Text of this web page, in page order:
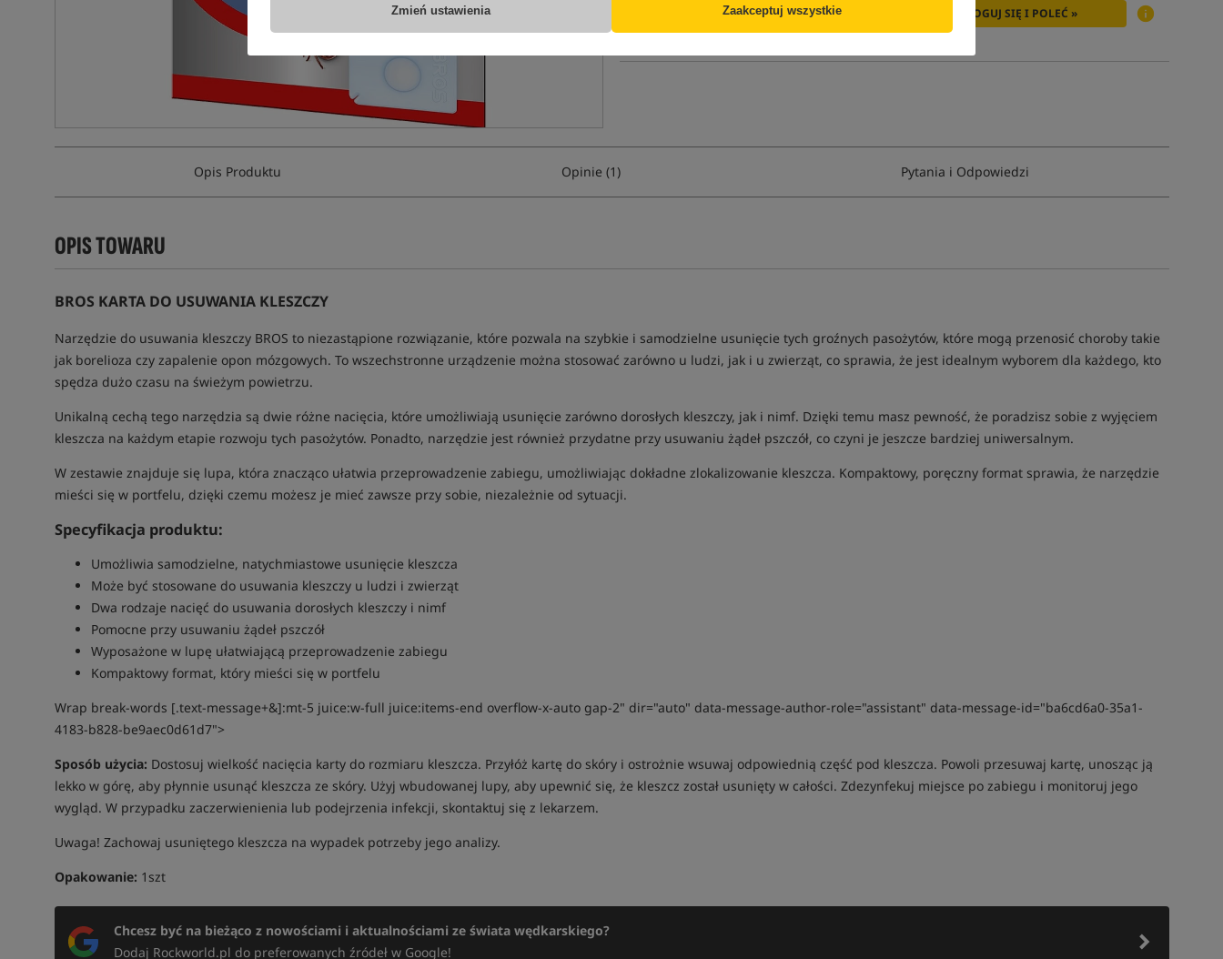
Zmień ustawienia Zaakceptuj wszystkie
Poleć ten produkt znajomym: ZALOGUJ SIĘ I POLEĆ »
Opis Produktu Opinie (1) Pytania i Odpowiedzi
OPIS TOWARU
BROS KARTA DO USUWANIA KLESZCZY
Narzędzie do usuwania kleszczy BROS to niezastąpione rozwiązanie, które pozwala na szybkie i samodzielne usunięcie tych groźnych pasożytów, które mogą przenosić choroby takie
jak borelioza czy zapalenie opon mózgowych. To wszechstronne urządzenie można stosować zarówno u ludzi, jak i u zwierząt, co sprawia, że jest idealnym wyborem dla każdego, kto
spędza dużo czasu na świeżym powietrzu.
Unikalną cechą tego narzędzia są dwie różne nacięcia, które umożliwiają usunięcie zarówno dorosłych kleszczy, jak i nimf. Dzięki temu masz pewność, że poradzisz sobie z wyjęciem
kleszcza na każdym etapie rozwoju tych pasożytów. Ponadto, narzędzie jest również przydatne przy usuwaniu żądeł pszczół, co czyni je jeszcze bardziej uniwersalnym.
W zestawie znajduje się lupa, która znacząco ułatwia przeprowadzenie zabiegu, umożliwiając dokładne zlokalizowanie kleszcza. Kompaktowy, poręczny format sprawia, że narzędzie
mieści się w portfelu, dzięki czemu możesz je mieć zawsze przy sobie, niezależnie od sytuacji.
Specyfikacja produktu:
Umożliwia samodzielne, natychmiastowe usunięcie kleszcza
Może być stosowane do usuwania kleszczy u ludzi i zwierząt
Dwa rodzaje nacięć do usuwania dorosłych kleszczy i nimf
Pomocne przy usuwaniu żądeł pszczół
Wyposażone w lupę ułatwiającą przeprowadzenie zabiegu
Kompaktowy format, który mieści się w portfelu
Wrap break-words [.text-message+&]:mt-5 juice:w-full juice:items-end overflow-x-auto gap-2" dir="auto" data-message-author-role="assistant" data-message-id="ba6cd6a0-35a1-
4183-b828-be9aec0d61d7">
Sposób użycia: Dostosuj wielkość nacięcia karty do rozmiaru kleszcza. Przyłóż kartę do skóry i ostrożnie wsuwaj odpowiednią część pod kleszcza. Powoli przesuwaj kartę, unosząc ją
lekko w górę, aby płynnie usunąć kleszcza ze skóry. Użyj wbudowanej lupy, aby upewnić się, że kleszcz został usunięty w całości. Zdezynfekuj miejsce po zabiegu i monitoruj jego
wygląd. W przypadku zaczerwienienia lub podejrzenia infekcji, skontaktuj się z lekarzem.
Uwaga! Zachowaj usuniętego kleszcza na wypadek potrzeby jego analizy.
Opakowanie: 1szt
Chcesz być na bieżąco z nowościami i aktualnościami ze świata wędkarskiego?
Dodaj Rockworld.pl do preferowanych źródeł w Google!